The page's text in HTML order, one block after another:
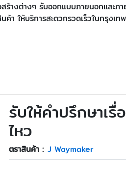
ร้างต่างๆ รับออกแบบภายนอกและภ
ให้บริการสะดวกรวดเร็วในกรุงเท
รับให้คำปรึกษาเ
ไหว
ตราสินค้า : J Waymaker